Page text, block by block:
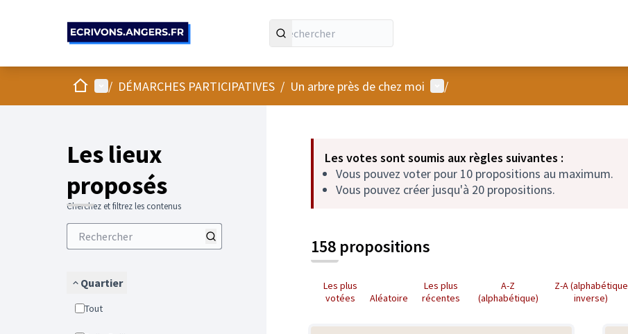
AccueilMenu principal
/ DÉMARCHES PARTICIPATIVES / Un arbre près de chez moi Menu utilisateur
/
Les lieux
proposés
Cherchez et filtrez les contenus
Quartier
Tout
Les votes sont soumis aux règles suivantes :
Vous pouvez voter pour 10 propositions au maximum.
Vous pouvez créer jusqu'à 20 propositions.
158 propositions
Les plus
votées
Aléatoire
Les plus
récentes
A-Z
(alphabétique)
Z-A (alphabétique
inverse)